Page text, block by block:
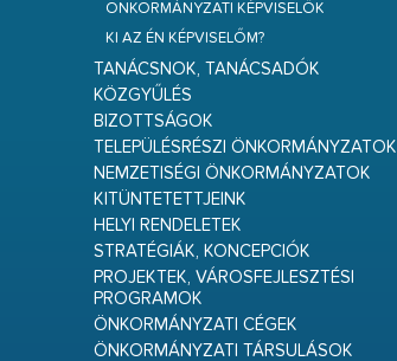
ÖNKORMÁNYZATI KÉPVISELŐK
KI AZ ÉN KÉPVISELŐM?
TANÁCSNOK, TANÁCSADÓK
KÖZGYŰLÉS
BIZOTTSÁGOK
TELEPÜLÉSRÉSZI ÖNKORMÁNYZATOK
NEMZETISÉGI ÖNKORMÁNYZATOK
KITÜNTETETTJEINK
HELYI RENDELETEK
STRATÉGIÁK, KONCEPCIÓK
PROJEKTEK, VÁROSFEJLESZTÉSI
PROGRAMOK
ÖNKORMÁNYZATI CÉGEK
ÖNKORMÁNYZATI TÁRSULÁSOK